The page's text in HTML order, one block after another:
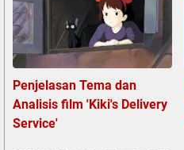
Penjelasan Tema dan
Analisis film 'Kiki's Delivery
Service'